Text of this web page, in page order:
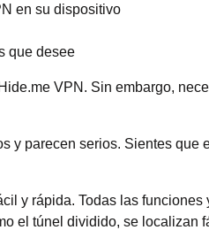
en su dispositivo
que desee
VPN. Sin embargo,
y parecen serios. Sientes que
y rápida. Todas las funciones
el túnel dividido, se localizan